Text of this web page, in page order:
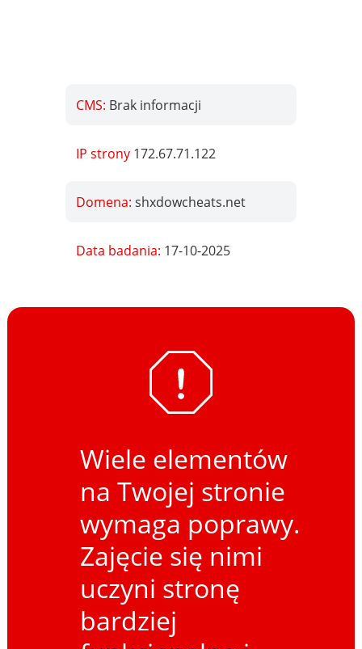
CMS: Brak informacji
IP strony 172.67.71.122
Domena:shxdowcheats.net
Data badania: 17-10-2025
Wiele elementów
na Twojej stronie
wymaga poprawy.
Zajęcie się nimi
uczyni stronę
bardziej